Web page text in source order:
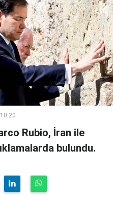
Rubio, İran ile
bulundu.